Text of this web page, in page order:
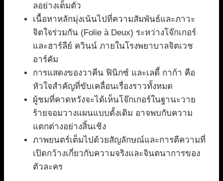
ลอย่างเต็มตัว
เนื้อหาหลักมุ่งเน้นไปที่ความสัมพันธ์และภาวะ
จิตใจร่วมกัน (Folie à Deux) ระหว่างโจ๊กเกอร์
และฮาร์ลีย์ ควินน์ ภายในโรงพยาบาลจิตเวช
อาร์คัม
การแสดงของวาคีน ฟินิกซ์ และเลดี้ กาก้า คือ
หัวใจสำคัญที่ขับเคลื่อนเรื่องราวทั้งหมด
ผู้ชมที่คาดหวังจะได้เห็นโจ๊กเกอร์ในฐานะวาย
ร้ายจอมวางแผนแบบดั้งเดิม อาจพบกับความ
แตกต่างอย่างสิ้นเชิง
ภาพยนตร์เต็มไปด้วยสัญลักษณ์และการตีความที่
เปิดกว้างเกี่ยวกับความจริงและจินตนาการของ
ตัวละคร